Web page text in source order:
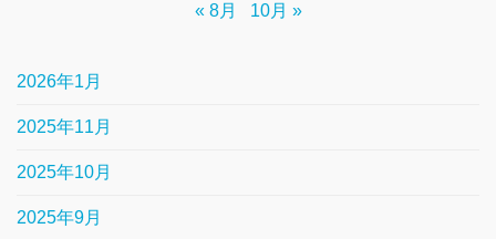
« 8月 10月 »
2026年1月
2025年11月
2025年10月
2025年9月